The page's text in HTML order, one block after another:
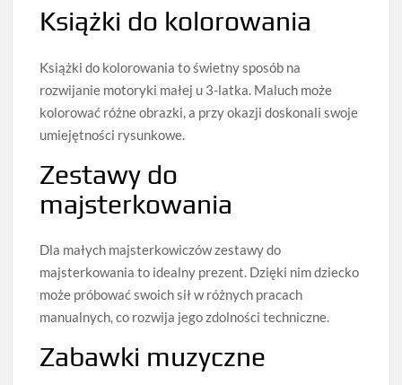
Książki do kolorowania
Książki do kolorowania to świetny sposób na
rozwijanie motoryki małej u 3-latka. Maluch może
kolorować różne obrazki, a przy okazji doskonali swoje
umiejętności rysunkowe.
Zestawy do
majsterkowania
Dla małych majsterkowiczów zestawy do
majsterkowania to idealny prezent. Dzięki nim dziecko
może próbować swoich sił w różnych pracach
manualnych, co rozwija jego zdolności techniczne.
Zabawki muzyczne